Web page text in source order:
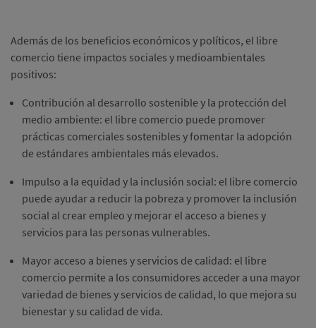
Además de los beneficios económicos y políticos, el libre
comercio tiene impactos sociales y medioambientales
positivos:
Contribución al desarrollo sostenible y la protección del
medio ambiente: el libre comercio puede promover
prácticas comerciales sostenibles y fomentar la adopción
de estándares ambientales más elevados.
Impulso a la equidad y la inclusión social: el libre comercio
puede ayudar a reducir la pobreza y promover la inclusión
social al crear empleo y mejorar el acceso a bienes y
servicios para las personas vulnerables.
Mayor acceso a bienes y servicios de calidad: el libre
comercio permite a los consumidores acceder a una mayor
variedad de bienes y servicios de calidad, lo que mejora su
bienestar y su calidad de vida.